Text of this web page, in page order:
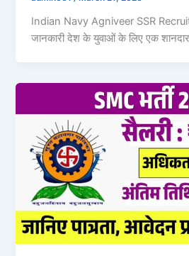
Indian Navy Agniveer SSR
जानकारी देश के युवाओं के लिए एक